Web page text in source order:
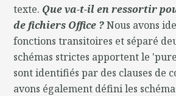
texte. Que va-t-il en ressortir
de fichiers Office ?Nous avons
fonctions transitoires et séparé
schémas strictes apportent le
sont identifiés par des clauses de
avons également défini les